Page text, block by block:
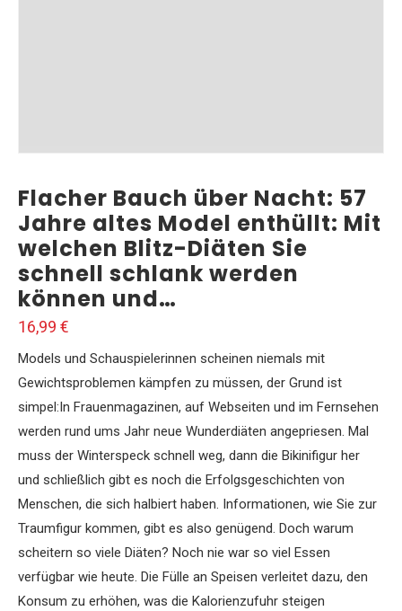
Flacher Bauch über Nacht: 57
Jahre altes Model enthüllt: Mit
welchen Blitz-Diäten Sie
schnell schlank werden
können und…
16,99 €
Models und Schauspielerinnen scheinen niemals mit
Gewichtsproblemen kämpfen zu müssen, der Grund ist
simpel:In Frauenmagazinen, auf Webseiten und im Fernsehen
werden rund ums Jahr neue Wunderdiäten angepriesen. Mal
muss der Winterspeck schnell weg, dann die Bikinifigur her
und schließlich gibt es noch die Erfolgsgeschichten von
Menschen, die sich halbiert haben. Informationen, wie Sie zur
Traumfigur kommen, gibt es also genügend. Doch warum
scheitern so viele Diäten? Noch nie war so viel Essen
verfügbar wie heute. Die Fülle an Speisen verleitet dazu, den
Konsum zu erhöhen, was die Kalorienzufuhr steigen